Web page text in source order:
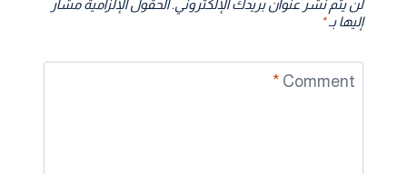
لن يتم نشر عنوان بريدك الإلكتروني. الحقول الإلزامية مشار
إليها بـ*
Comment
*